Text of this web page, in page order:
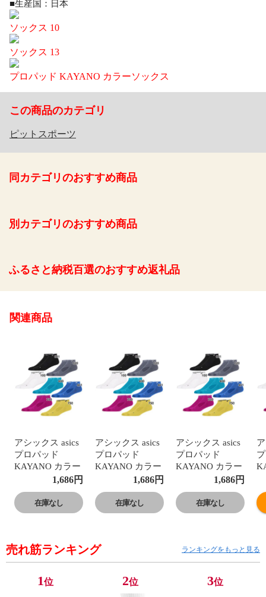
■生産国：日本
ソックス 10
ソックス 13
プロパッド KAYANO カラーソックス
この商品のカテゴリ
ピットスポーツ
同カテゴリのおすすめ商品
別カテゴリのおすすめ商品
ふるさと納税百選のおすすめ返礼品
関連商品
アシックス asics
プロパッド
KAYANO カラー
ソックス スポー
ツソックス ラン
ニング ソックス
靴下
1,686円
在庫なし
アシックス asics
プロパッド
KAYANO カラー
ソックス スポー
ツソックス ラン
ニング ソックス
靴下
1,686円
在庫なし
アシックス asics
プロパッド
KAYANO カラー
ソックス スポー
ツソックス ラン
ニング ソックス
靴下
1,686円
在庫なし
売れ筋ランキング ランキングをもっと見る
1位 2位 3位